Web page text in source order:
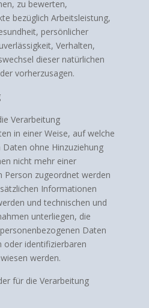
zu bewerten,
bezüglich Arbeitsleistung,
persönlicher
Verhalten,
dieser natürlichen
vorherzusagen.
Verarbeitung
in einer Weise, auf welche
ohne Hinzuziehung
nicht mehr einer
Person zugeordnet werden
Informationen
und technischen und
unterliegen, die
Daten
oder identifizierbaren
werden.
für die Verarbeitung